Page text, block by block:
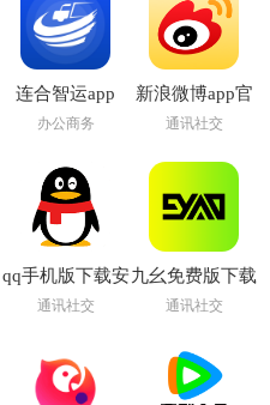
连合智运app
办公商务
新浪微博app官
方下载安装免费
通讯社交
qq手机版下载安
装2026最新版
通讯社交
九幺免费版下载
安装(9Yao)
通讯社交